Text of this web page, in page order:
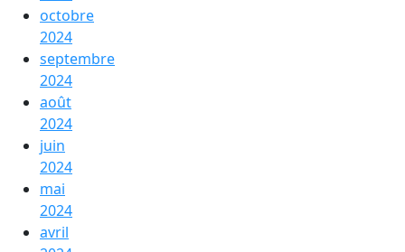
octobre
2024
septembre
2024
août
2024
juin
2024
mai
2024
avril